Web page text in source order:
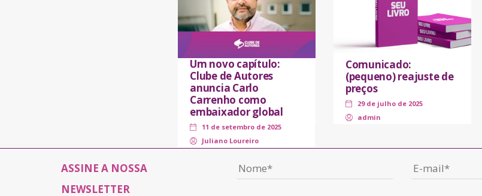
Um novo capítulo:
Clube de Autores
anuncia Carlo
Carrenho como
embaixador global
11 de setembro de 2025
Juliano Loureiro
Comunicado:
(pequeno) reajuste de
preços
29 de julho de 2025
admin
ASSINE A NOSSA
NEWSLETTER